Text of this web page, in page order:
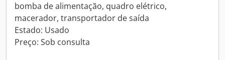
bomba de alimentação, quadro elétrico,
macerador, transportador de saída
Estado: Usado
Preço: Sob consulta